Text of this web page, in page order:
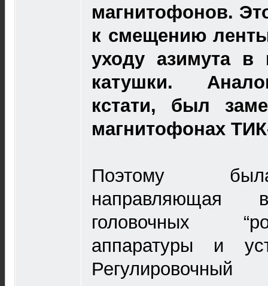
магнитофонов.
к смещению
уходу азимута
катушки.
кстати, был
магнитофонах
Поэтому
головочных
аппаратуры и